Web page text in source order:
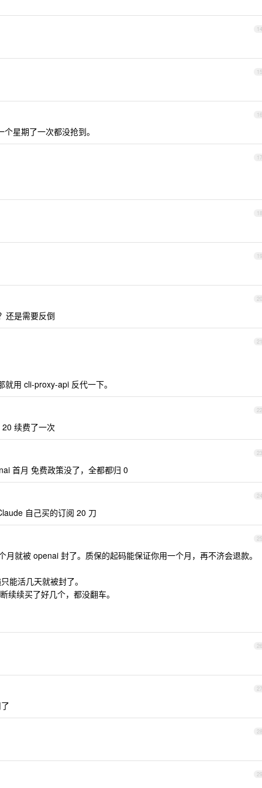
14
15
16
星期了一次都没抢到。
17
18
19
20
还是需要反倒
21
用 cli-proxy-api 反代一下。
22
续费了一次
23
首月 免费政策没了，全都都归 0
24
自己买的订阅 20 刀
25
月就被 openai 封了。质保的起码能保证你用一个月，再不济会退款。
能活几天就被封了。
续续买了好几个，都没翻车。
26
27
28
29